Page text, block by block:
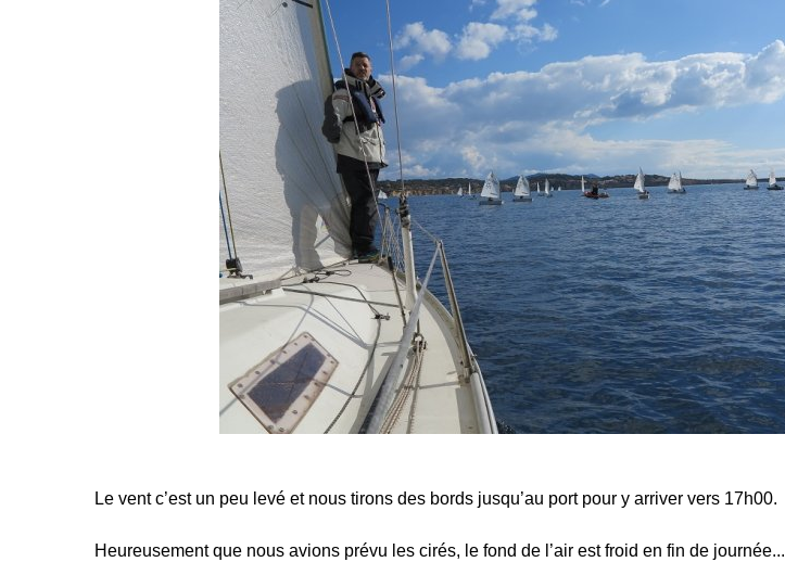
Le vent c’est un peu levé et nous tirons des bords jusqu’au port pour y arriver vers 17h00.
Heureusement que nous avions prévu les cirés, le fond de l’air est froid en fin de journée...